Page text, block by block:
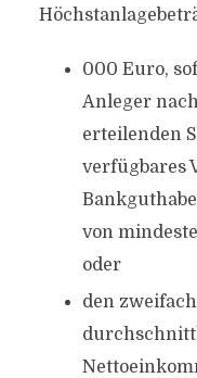
000 Euro,
Anleger
erteilenden
verfügbares
von
oder
den